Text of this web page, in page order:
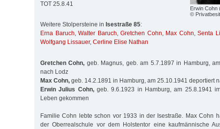
Erwin Cohn
©
TOT 25.8.41
Weitere Stolpersteine in Isestraße 85:
Erna Baruch,Walter Baruch,Gretchen Cohn, Max Cohn,Senta
Wolfgang Lissauer, Cerline Elise Nathan
Gretchen Cohn, geb. Magnus, geb. am 5.7.1897 in Hamburg,
nach Lodz
Max Cohn, geb. 14.2.1891 in Hamburg, am 25.10.1941 deportiert
Erwin Julius Cohn,geb. 9.6.1923 in Hamburg, am 25.8.1941
Leben gekommen
Familie Cohn lebte schon vor 1933 in der Isestraße. Max Cohn
der Oberrealschule vor dem Holstentor eine kaufmännische